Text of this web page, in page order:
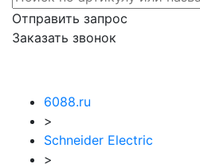
Отправить запрос
Заказать звонок
6088.ru
>
Schneider Electric
>